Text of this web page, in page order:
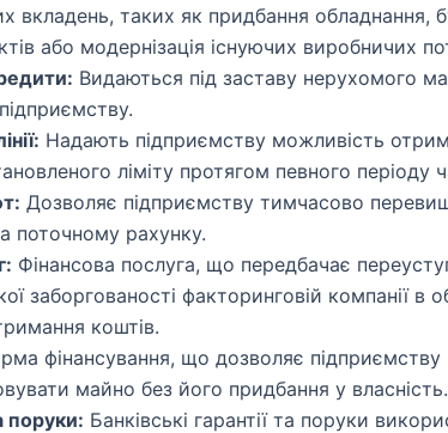
вкладень, таких як придбання обладнання,
або модернізація існуючих виробничих
Видаються під заставу нерухомого
Надають підприємству можливість
ліміту протягом певного періоду
Дозволяє підприємству тимчасово
поточному рахунку.
Фінансова послуга, що передбачає
заборгованості факторинговій компанії в
коштів.
фінансування, що дозволяє підприємству
майно без його придбання у власність.
поруки: Банківські гарантії та поруки